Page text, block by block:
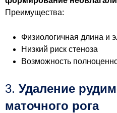
Преимущества:
Физиологичная длина и
Низкий риск стеноза
Возможность
3. Удаление
маточного рога